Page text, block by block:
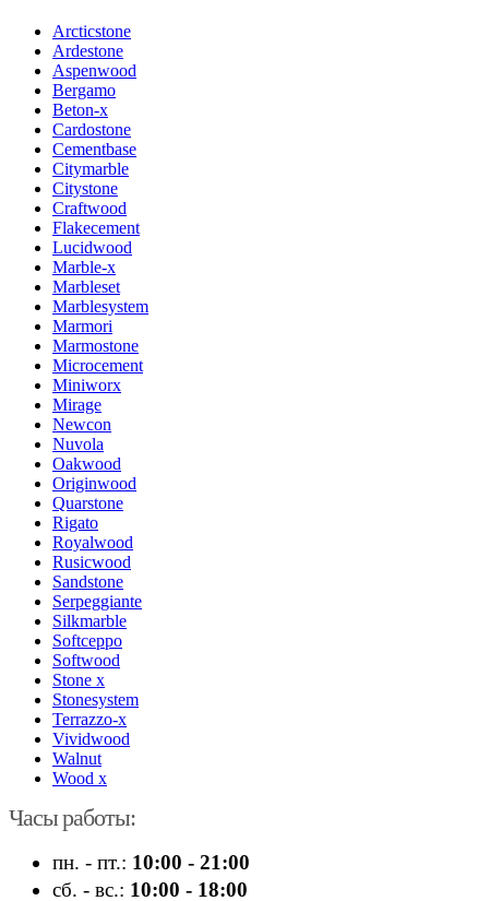
Arcticstone
Ardestone
Aspenwood
Bergamo
Beton-x
Cardostone
Cementbase
Citymarble
Citystone
Craftwood
Flakecement
Lucidwood
Marble-x
Marbleset
Marblesystem
Marmori
Marmostone
Microcement
Miniworx
Mirage
Newcon
Nuvola
Oakwood
Originwood
Quarstone
Rigato
Royalwood
Rusicwood
Sandstone
Serpeggiante
Silkmarble
Softceppo
Softwood
Stone x
Stonesystem
Terrazzo-x
Vividwood
Walnut
Wood x
Часы работы:
пн. - пт.: 10:00 - 21:00
сб. - вс.: 10:00 - 18:00